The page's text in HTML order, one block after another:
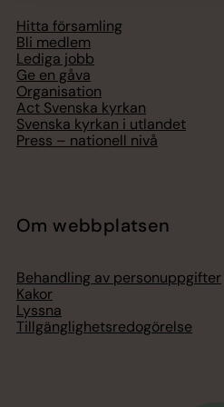
Hitta församling
Bli medlem
Lediga jobb
Ge en gåva
Organisation
Act Svenska kyrkan
Svenska kyrkan i utlandet
Press – nationell nivå
Om webbplatsen
Behandling av personuppgifter
Kakor
Lyssna
Tillgänglighetsredogörelse